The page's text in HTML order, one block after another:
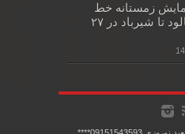
زمستانه خط
الراس بینالود تا شیرباد در ۲۷